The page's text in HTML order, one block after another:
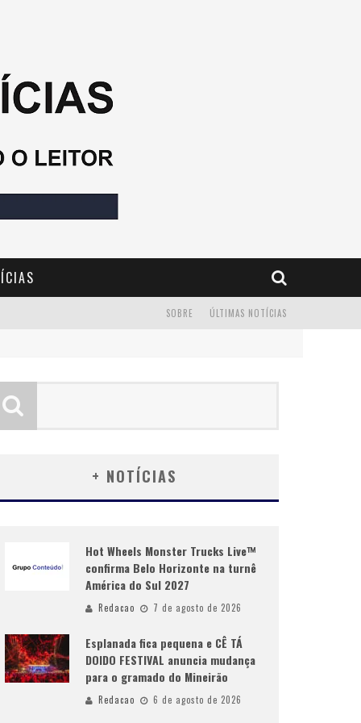
ÚLTIMAS NOTÍCIAS
SOBRE
+ NOTÍCIAS
Hot Wheels Monster Trucks Live™
confirma Belo Horizonte na turnê
América do Sul 2027
Redacao 7 de agosto de 2026
Esplanada fica pequena e CÊ TÁ
DOIDO FESTIVAL anuncia mudança
para o gramado do Mineirão
Redacao 6 de agosto de 2026